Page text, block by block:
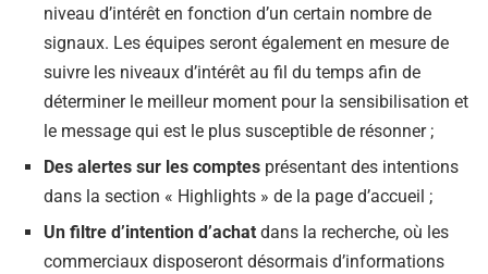
niveau d’intérêt en fonction d’un certain nombre de
signaux. Les équipes seront également en mesure de
suivre les niveaux d’intérêt au fil du temps afin de
déterminer le meilleur moment pour la sensibilisation et
le message qui est le plus susceptible de résonner ;
Des alertes sur les comptes présentant des intentions
dans la section « Highlights » de la page d’accueil ;
Un filtre d’intention d’achat dans la recherche, où les
commerciaux disposeront désormais d’informations